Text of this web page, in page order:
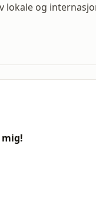
lokale og
mig!